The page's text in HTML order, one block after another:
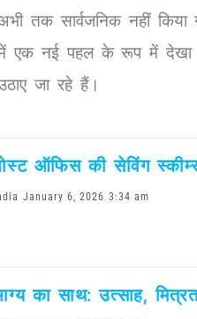
तक सार्वजनिक नहीं
एक नई पहल के रूप में देखा जा
जा रहे हैं।
ऑफिस की सेविंग
January 6, 2026 3:34 am
का साथ: उत्साह,